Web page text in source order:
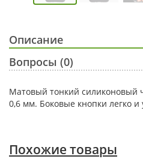
Описание
Вопросы (0)
Матовый тонкий силиконовый
0,6 мм. Боковые кнопки легко
Похожие товары